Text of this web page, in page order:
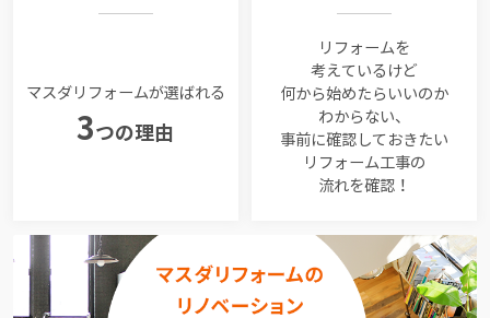
マスダリフォームが選ばれる
3つの理由
リフォームを
考えているけど
何から始めたらいいのか
わからない、
事前に確認しておきたい
リフォーム工事の
流れを確認！